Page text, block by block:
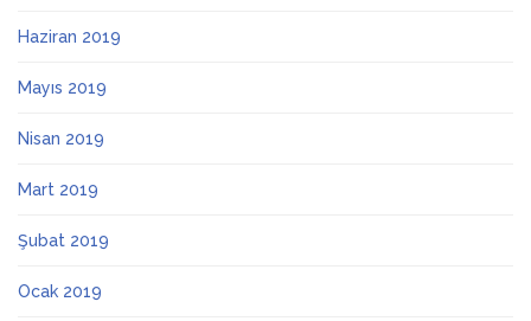
Haziran 2019
Mayıs 2019
Nisan 2019
Mart 2019
Şubat 2019
Ocak 2019